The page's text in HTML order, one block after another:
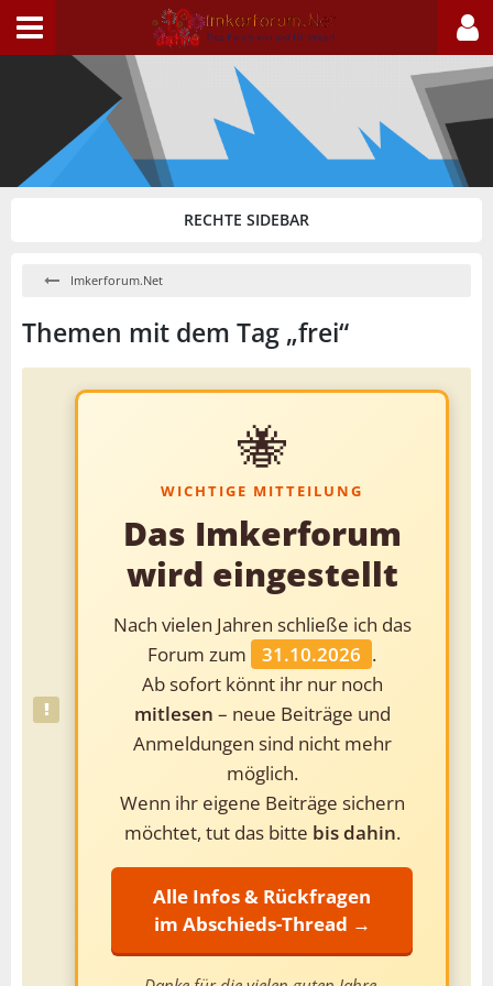
Imkerforum.Net
Themen mit dem Tag „frei“
🐝
WICHTIGE MITTEILUNG
Das Imkerforum
wird eingestellt
Nach vielen Jahren schließe ich das
Forum zum
31.10.2026 .
Ab sofort könnt ihr nur noch
mitlesen – neue Beiträge und
Anmeldungen sind nicht mehr
möglich.
Wenn ihr eigene Beiträge sichern
möchtet, tut das bitte bis dahin.
Alle Infos & Rückfragen
im Abschieds-Thread →